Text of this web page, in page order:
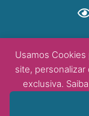
Usamos
site,
exclusiva.